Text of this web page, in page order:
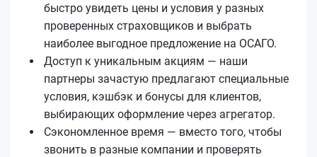
быстро увидеть цены и условия у разных
проверенных страховщиков и выбрать
наиболее выгодное предложение на ОСАГО.
Доступ к уникальным акциям — наши
партнеры зачастую предлагают специальные
условия, кэшбэк и бонусы для клиентов,
выбирающих оформление через агрегатор.
Сэкономленное время — вместо того, чтобы
звонить в разные компании и проверять